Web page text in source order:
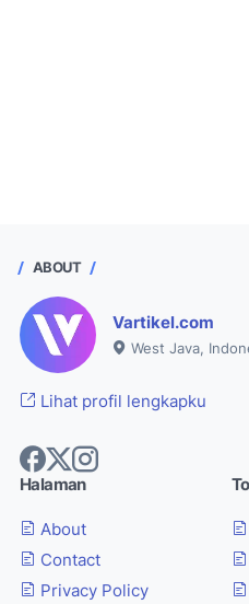
ABOUT
Vartikel.com
West Java,
Lihat profil lengkapku
Halaman
About
Contact
Privacy Policy